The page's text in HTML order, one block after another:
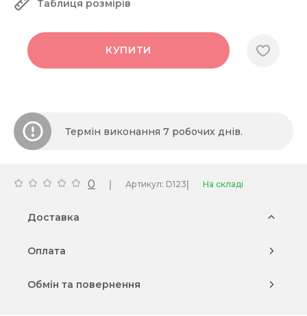
Таблиця розмірів
КУПИТИ
Термін виконання 7 робочих днів.
0 | Артикул: D123| На складі
Доставка
Оплата
Обмін та повернення